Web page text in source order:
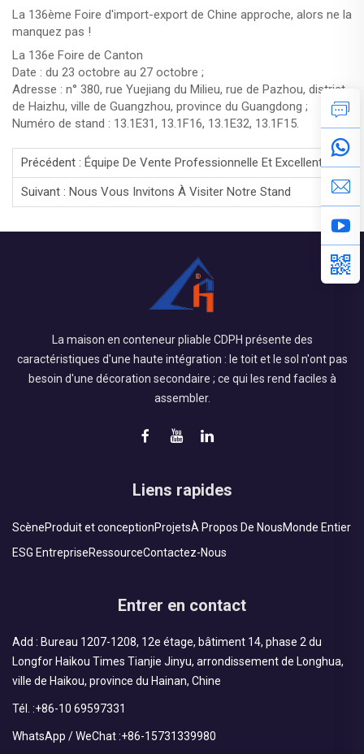
La 136ème Foire d'import-export de Chine approche, alors ne la
manquez pas !
La 136e Foire de Canton
Date : du 23 octobre au 27 octobre ;
Adresse : n° 380, rue Yuejiang du Milieu, rue de Pazhou, district
de Haizhu, ville de Guangzhou, province du Guangdong ;
Numéro de stand : 13.1E31, 13.1F16, 13.1E32, 13.1F15.
Précédent : Équipe De Vente Professionnelle Et Excellente. Nous Attendons Votre Visite Avec Impatience !
Suivant : Nous Vous Invitons À Visiter Notre Stand
La maison en conteneur pliable CDPH présente des
caractéristiques d'une haute intégration : le toit et le sol n'ont pas
besoin d'une décoration secondaire ; ce qui les rend faciles à
assembler.
Liens rapides
ScèneProduit et conceptionProjetsÀ Propos De NousMonde Entier
ESG EntrepriseRessourceContactez-Nous
Entrer en contact
Add : Bureau 1207-1208, 12e étage, bâtiment 14, phase 2 du
Longfor Haikou Times Tianjie Jinyu, arrondissement de Longhua,
ville de Haikou, province du Hainan, Chine
Tél. :+86-10 69597331
WhatsApp / WeChat :+86-15731339980